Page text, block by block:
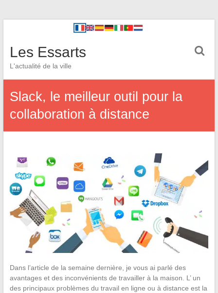
Les Essarts
L'actualité de la ville
Slack, le meilleur outil pour la
collaboration à distance
Dans l’article de la semaine dernière, je vous ai parlé des
avantages et des inconvénients de travailler à la maison. L’ un
des principaux problèmes du travail en ligne ou à distance est la